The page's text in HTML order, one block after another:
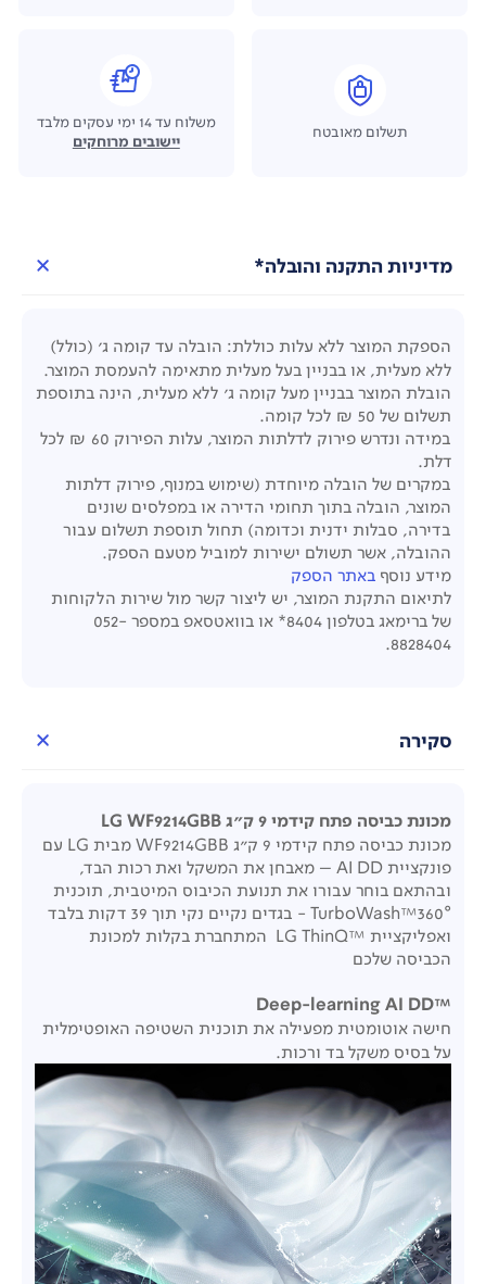
תשלום מאובטח
משלוח עד 14 ימי עסקים מלבד
יישובים מרוחקים
מדיניות התקנה והובלה*
הספקת המוצר ללא עלות כוללת: הובלה עד קומה ג' (כולל)
ללא מעלית, או בבניין בעל מעלית מתאימה להעמסת המוצר.
הובלת המוצר בבניין מעל קומה ג' ללא מעלית, הינה בתוספת
תשלום של 50 ₪ לכל קומה.
במידה ונדרש פירוק לדלתות המוצר, עלות הפירוק 60 ₪ לכל
דלת.
במקרים של הובלה מיוחדת (שימוש במנוף, פירוק דלתות
המוצר, הובלה בתוך תחומי הדירה או במפלסים שונים
בדירה, סבלות ידנית וכדומה) תחול תוספת תשלום עבור
ההובלה, אשר תשולם ישירות למוביל מטעם הספק.
מידע נוסף באתר הספק
לתיאום התקנת המוצר, יש ליצור קשר מול שירות הלקוחות
של ברימאג בטלפון 8404* או בוואטסאפ במספר 052-
8828404.
סקירה
מכונת כביסה פתח קידמי 9 ק"ג LG WF9214GBB
מכונת כביסה פתח קידמי 9 ק"ג WF9214GBB מבית LG עם
פונקציית AI DD – מאבחן את המשקל ואת רכות הבד,
ובהתאם בוחר עבורו את תנועת הכיבוס המיטבית, תוכנית
TurboWash™360° - בגדים נקיים נקי תוך 39 דקות בלבד
ואפליקציית ™LG ThinQ המתחברת בקלות למכונת
הכביסה שלכם
Deep-learning AI DD™
חישה אוטומטית מפעילה את תוכנית השטיפה האופטימלית
על בסיס משקל בד ורכות.